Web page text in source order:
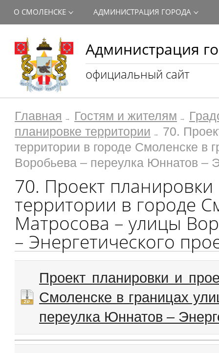
Администрация
официальный сайт
О СМОЛЕНСКЕ АДМИНИСТРАЦИЯ ГОРОДА
Главная Гостям и жителям
планировке территории
70.
территории в городе Смоленске в
Воробьева – переулка Юннатов –
70. Проект
территории в городе
Матросова – улицы
– Энергетического
Проект планировки и
Смоленске в границах
переулка Юннатов –